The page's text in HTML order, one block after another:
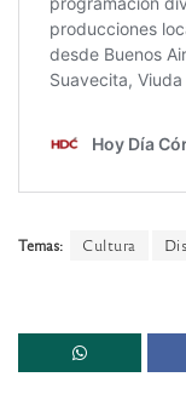
Temas: Cultura